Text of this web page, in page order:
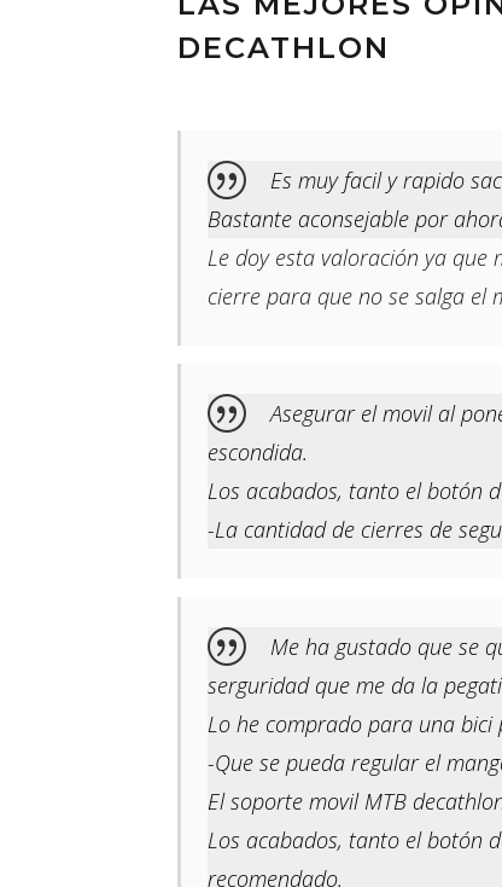
DECATHLON
Es muy facil y rapido
Bastante aconsejable por
Le doy esta valoración ya que
cierre para que no se salga el
Asegurar el movil al
escondida.
Los acabados, tanto el botón
-La cantidad de cierres de
Me ha gustado que se
serguridad que me da la
Lo he comprado para una bici
-Que se pueda regular el
El soporte movil MTB
Los acabados, tanto el botón
recomendado.